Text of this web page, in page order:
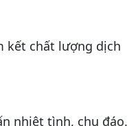
kết chất lượng dịch
nhiệt tình, chu đáo.